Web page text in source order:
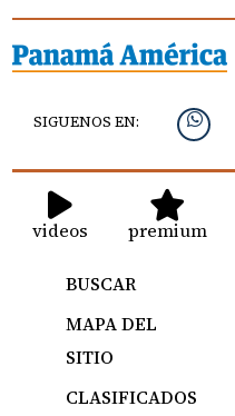
SIGUENOS EN:
videos premium
BUSCAR
MAPA DEL
SITIO
CLASIFICADOS